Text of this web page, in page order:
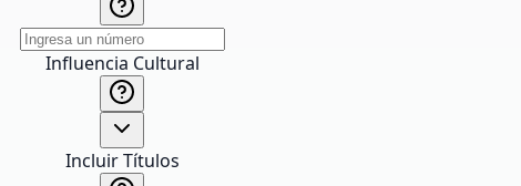
Influencia Cultural
Incluir Títulos